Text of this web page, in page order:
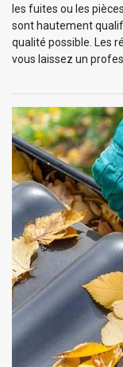
les fuites ou les
sont hautement
qualité possible. Les
vous laissez un